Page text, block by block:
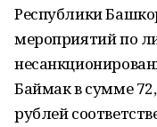
Республики
мероприятий по
Баймак в сумме
рублей